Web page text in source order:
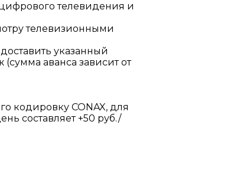
телевидения и
телевизионными
указанный
аванса зависит от
кодировку CONAX, для
составляет +50 руб./